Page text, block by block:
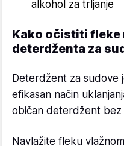
alkohol za trljanje
Kako očistiti fleke
deterdženta za
Deterdžent za sudove
efikasan način
običan deterdžent bez
Navlažite fleku